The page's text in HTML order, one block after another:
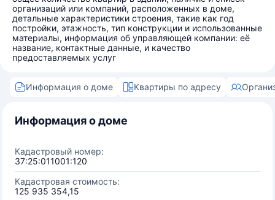
организаций или компаний, расположенных в доме,
детальные характеристики строения, такие как год
постройки, этажность, тип конструкции и использованные
материалы, информация об управляющей компании: её
название, контактные данные, и качество
предоставляемых услуг
Информация о доме Квартиры по адресу
Информация о доме
Кадастровый номер:
37:25:011001:120
Кадастровая стоимость:
125 935 354,15